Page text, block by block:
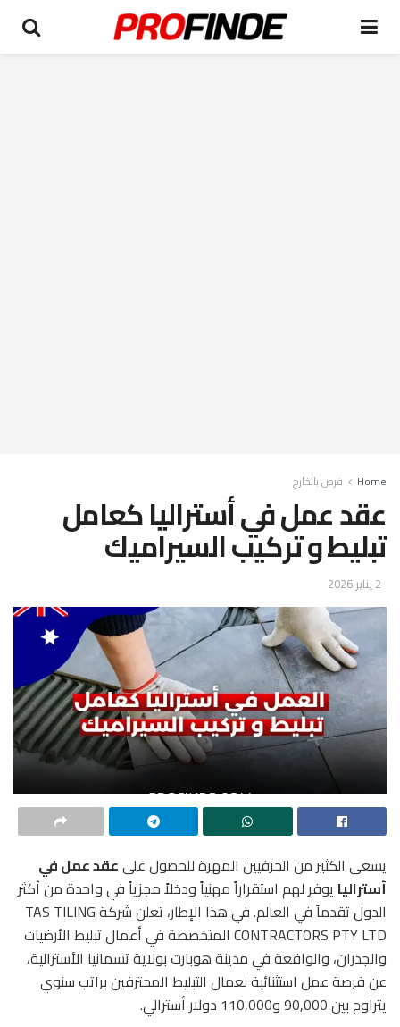
Home فرص بالخارج
عقد عمل في أستراليا كعامل
تبليط و تركيب السيراميك
2 يناير 2026
يسعى الكثير من الحرفيين المهرة للحصول علىعقد عمل في
أستراليا يوفر لهم استقراراً مهنياً ودخلاً مجزياً في واحدة من أكثر
الدول تقدماً في العالم. في هذا الإطار، تعلن شركة TAS TILING
CONTRACTORS PTY LTD المتخصصة في أعمال تبليط الأرضيات
والجدران، والواقعة في مدينة هوبارت بولاية تسمانيا الأسترالية،
عن فرصة عمل استثنائية لعمال التبليط المحترفين براتب سنوي
يتراوح بين 90,000 و110,000 دولار أسترالي.